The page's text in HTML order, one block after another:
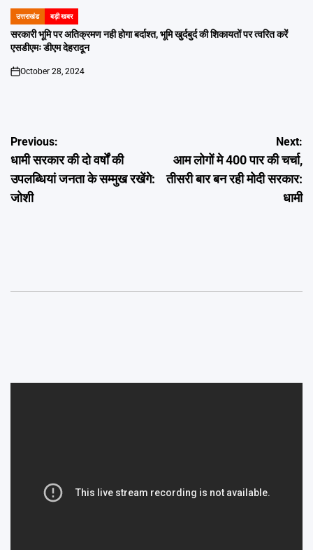
POSTED
IN
उत्तराखंड बड़ी खबर
सरकारी भूमि पर अतिक्रमण नही होगा बर्दाश्त, भूमि खुर्दबुर्द की शिकायतों पर त्वरित करें
एसडीएमः डीएम देहरादून
on
October 28, 2024
Post
navigation
Previous:
धामी सरकार की दो वर्षों की
उपलब्धियां जनता के सम्मुख रखेंगे:
जोशी
Next:
आम लोगों मे 400 पार की चर्चा,
तीसरी बार बन रही मोदी सरकार:
धामी